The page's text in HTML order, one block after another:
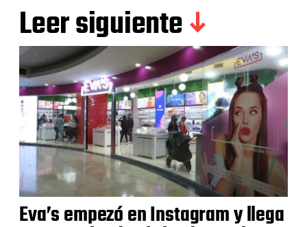
Leer siguiente
Eva’s empezó en Instagram y llega